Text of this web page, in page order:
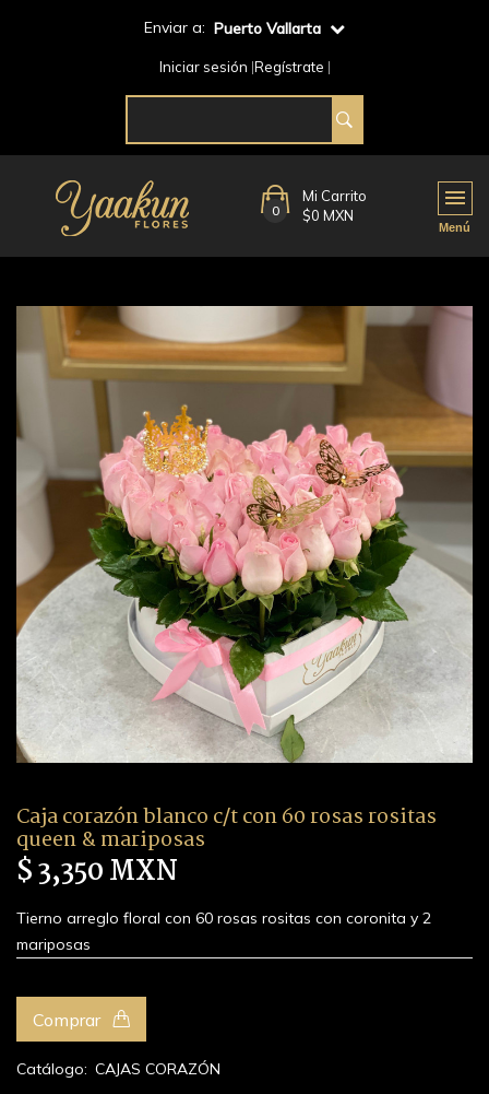
Enviar a: Puerto Vallarta
Iniciar sesión Regístrate
0
Mi Carrito
$0 MXN
Caja corazón blanco c/t con 60 rosas rositas
queen & mariposas
$ 3,350 MXN
Tierno arreglo floral con 60 rosas rositas con coronita y 2
mariposas
Comprar
Catálogo: CAJAS CORAZÓN